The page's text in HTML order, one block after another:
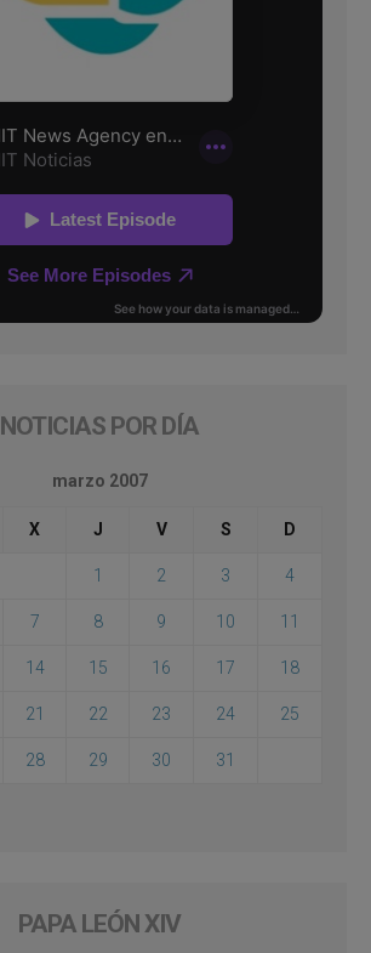
NOTICIAS POR DÍA
marzo 2007
X J V S D
1 2 3 4
7 8 9 10 11
14 15 16 17 18
21 22 23 24 25
28 29 30 31
PAPA LEÓN XIV